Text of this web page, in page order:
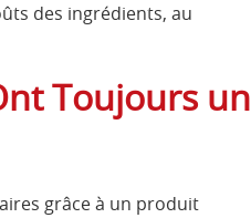
des ingrédients, au
Toujours un
grâce à un produit